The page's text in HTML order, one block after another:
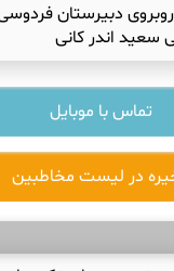
روبروی دبیرستان
سعید اندر کانی
تماس با موبایل
در لیست مخاطبین